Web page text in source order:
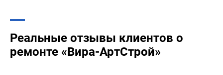
Реальные отзывы клиентов о
ремонте «Вира-АртСтрой»